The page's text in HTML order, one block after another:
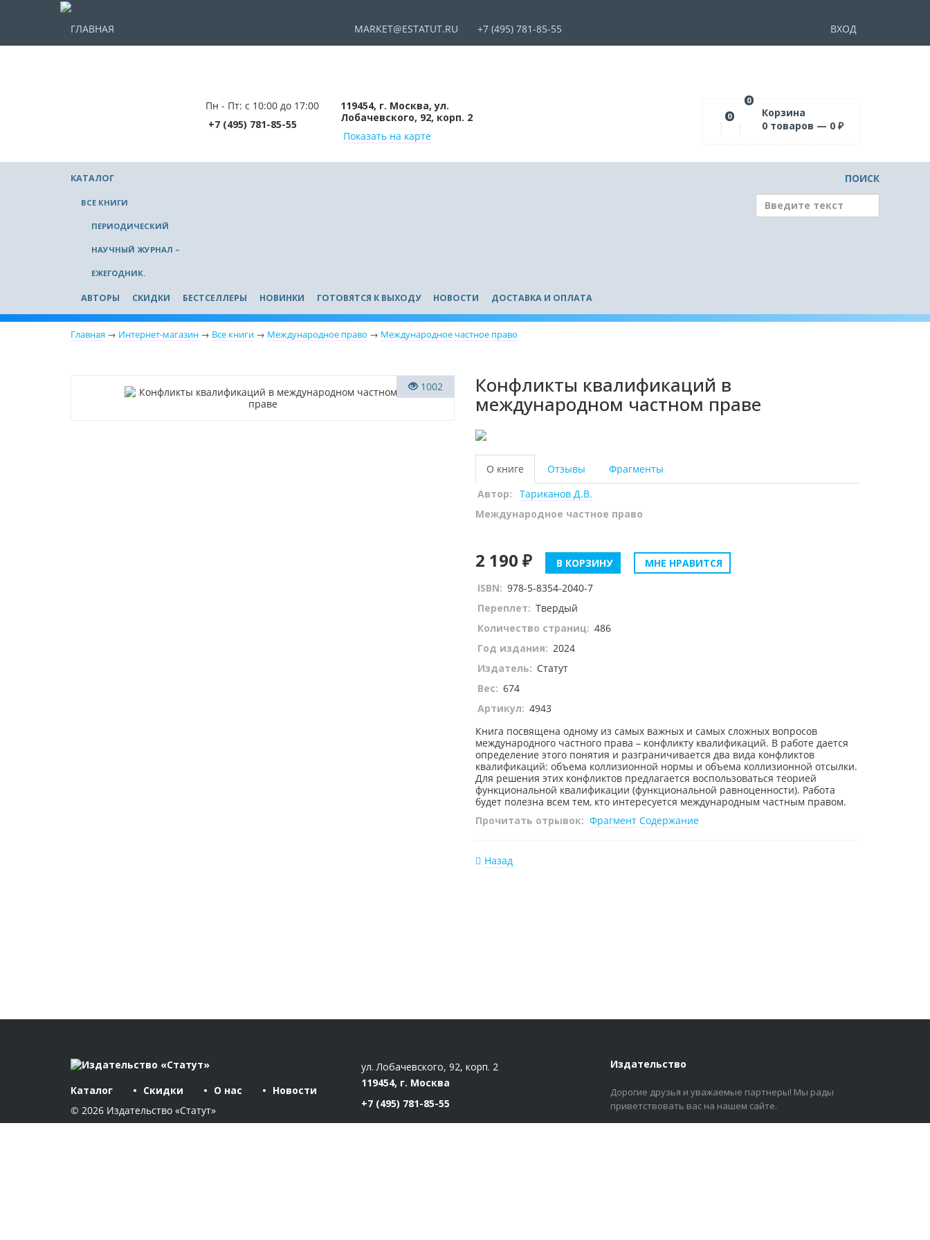
ГЛАВНАЯ MARKET@ESTATUT.RU +7 (495) 781-85-55 ВХОД
Пн - Пт: с 10:00 до 17:00
+7 (495) 781-85-55
119454, г. Москва, ул.
Лобачевского, 92, корп. 2
Показать на карте
0
0
Корзина
0 товаров — 0 ₽
КАТАЛОГ
ВСЕ КНИГИ
ПЕРИОДИЧЕСКИЙ
НАУЧНЫЙ ЖУРНАЛ –
ЕЖЕГОДНИК.
АВТОРЫ СКИДКИ БЕСТСЕЛЛЕРЫ НОВИНКИ ГОТОВЯТСЯ К ВЫХОДУ НОВОСТИ ДОСТАВКА И ОПЛАТА
ПОИСК
Главная → Интернет-магазин → Все книги → Международное право → Международное частное право
1002 Конфликты квалификаций в
международном частном праве
О книге Отзывы
Фрагменты
Автор:
Тариканов Д.В.
Международное частное право
2 190 ₽ В КОРЗИНУ
МНЕ НРАВИТСЯ
ISBN: 978-5-8354-2040-7
Переплет: Твердый
Количество страниц: 486
Год издания: 2024
Издатель: Статут
Вес: 674
Артикул: 4943
Книга посвящена одному из самых важных и самых сложных вопросов
международного частного права – конфликту квалификаций. В работе дается
определение этого понятия и разграничивается два вида конфликтов
квалификаций: объема коллизионной нормы и объема коллизионной отсылки.
Для решения этих конфликтов предлагается воспользоваться теорией
функциональной квалификации (функциональной равноценности). Работа
будет полезна всем тем, кто интересуется международным частным правом.
Прочитать отрывок: Фрагмент Содержание
Назад
Каталог Скидки О нас
Новости
© 2026 Издательство «Статут»
ул. Лобачевского, 92, корп. 2
119454, г. Москва
+7 (495) 781-85-55
Издательство
Дорогие друзья и уважаемые партнеры! Мы рады
приветствовать вас на нашем сайте.